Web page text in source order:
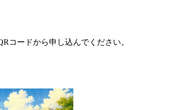
コードから申し込んでください。